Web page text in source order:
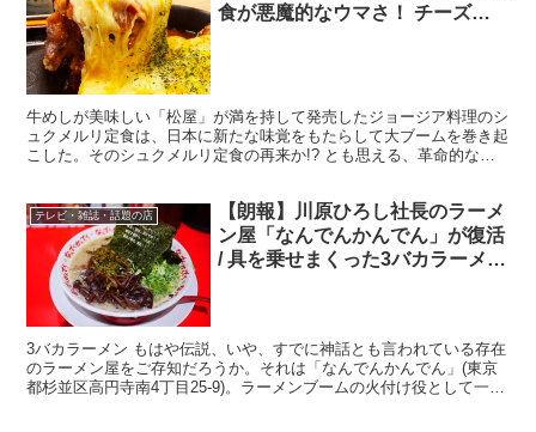
食が悪魔的なウマさ！ チーズの
牛めしが美味しい「松屋」が満を持して発売したジョージア料理のシ
ュクメルリ定食は、日本に新たな味覚をもたらして大ブームを巻き起
こした。そのシュクメルリ定食の再来か!? とも思える、革命的なメ
テレビ・雑誌・話題の店
【朗報】川原ひろし社長のラーメ
ン屋「なんでんかんでん」が復活
/ 具を乗せまくった3バカラーメン
3バカラーメン もはや伝説、いや、すでに神話とも言われている存在
のラーメン屋をご存知だろうか。それは「なんでんかんでん」(東京
都杉並区高円寺南4丁目25-9)。ラーメンブームの火付け役として一世